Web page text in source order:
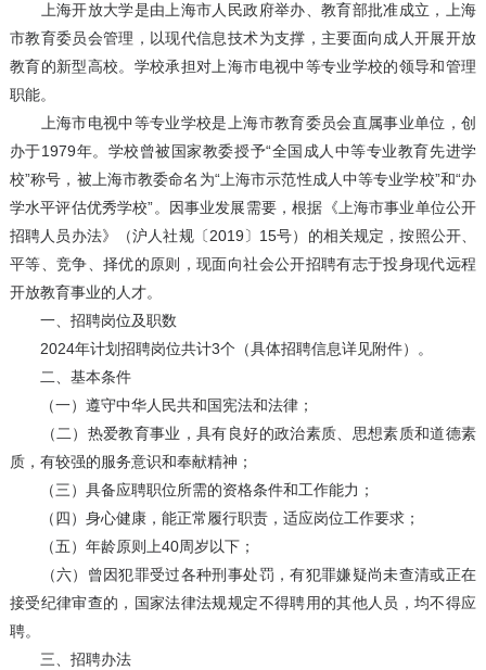
上海开放大学是由上海市人民政府举办、教育部批准成立，上海
市教育委员会管理，以现代信息技术为支撑，主要面向成人开展开放
教育的新型高校。学校承担对上海市电视中等专业学校的领导和管理
职能。
上海市电视中等专业学校是上海市教育委员会直属事业单位，创
办于1979年。学校曾被国家教委授予“全国成人中等专业教育先进学
校”称号，被上海市教委命名为“上海市示范性成人中等专业学校”和“办
学水平评估优秀学校”。因事业发展需要，根据《上海市事业单位公开
招聘人员办法》（沪人社规〔2019〕15号）的相关规定，按照公开、
平等、竞争、择优的原则，现面向社会公开招聘有志于投身现代远程
开放教育事业的人才。
一、招聘岗位及职数
2024年计划招聘岗位共计3个（具体招聘信息详见附件）。
二、基本条件
（一）遵守中华人民共和国宪法和法律；
（二）热爱教育事业，具有良好的政治素质、思想素质和道德素
质，有较强的服务意识和奉献精神；
（三）具备应聘职位所需的资格条件和工作能力；
（四）身心健康，能正常履行职责，适应岗位工作要求；
（五）年龄原则上40周岁以下；
（六）曾因犯罪受过各种刑事处罚，有犯罪嫌疑尚未查清或正在
接受纪律审查的，国家法律法规规定不得聘用的其他人员，均不得应
聘。
三、招聘办法